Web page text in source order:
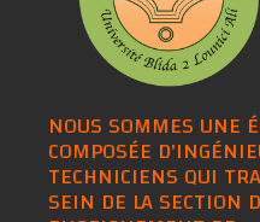
NOUS SOMMES UNE
COMPOSÉE
TECHNICIENS QUI
SEIN DE LA SECTION